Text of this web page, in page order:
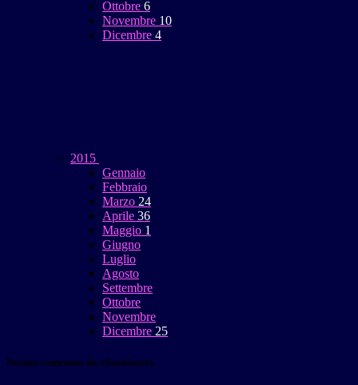
Ottobre 6
Novembre 10
Dicembre 4
2015
Gennaio
Febbraio
Marzo 24
Aprile 36
Maggio 1
Giugno
Luglio
Agosto
Settembre
Ottobre
Novembre
Dicembre 25
Nessun contenuto da visualizzare